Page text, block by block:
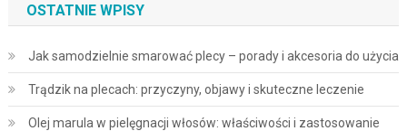
OSTATNIE WPISY
Jak samodzielnie smarować plecy – porady i akcesoria do użycia
Trądzik na plecach: przyczyny, objawy i skuteczne leczenie
Olej marula w pielęgnacji włosów: właściwości i zastosowanie